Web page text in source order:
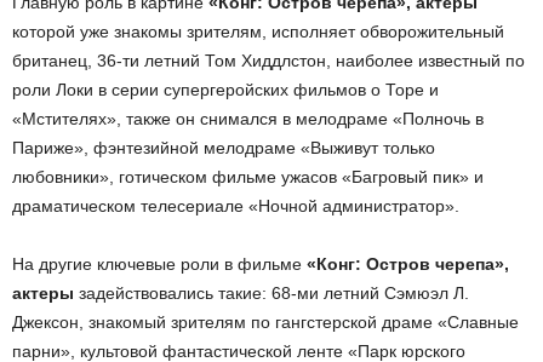
которой уже знакомы зрителям, исполняет обворожительный
британец, 36-ти летний Том Хиддлстон, наиболее известный по
роли Локи в серии супергеройских фильмов о Торе и
«Мстителях», также он снимался в мелодраме «Полночь в
Париже», фэнтезийной мелодраме «Выживут только
любовники», готическом фильме ужасов «Багровый пик» и
драматическом телесериале «Ночной администратор».
На другие ключевые роли в фильме «Конг: Остров черепа»,
актеры задействовались такие: 68-ми летний Сэмюэл Л.
Джексон, знакомый зрителям по гангстерской драме «Славные
парни», культовой фантастической ленте «Парк юрского